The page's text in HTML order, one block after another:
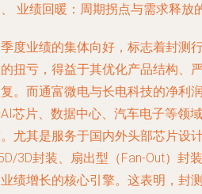
业绩回暖：周期拐点与需求释放
度业绩的集体向好，标志着封测
扭亏，得益于其优化产品结构、
。而通富微电与长电科技的净利
芯片、数据中心、汽车电子等领
尤其是服务于国内外头部芯片设
3D封装、扇出型（Fan-Out）封
绩增长的核心引擎。这表明，封